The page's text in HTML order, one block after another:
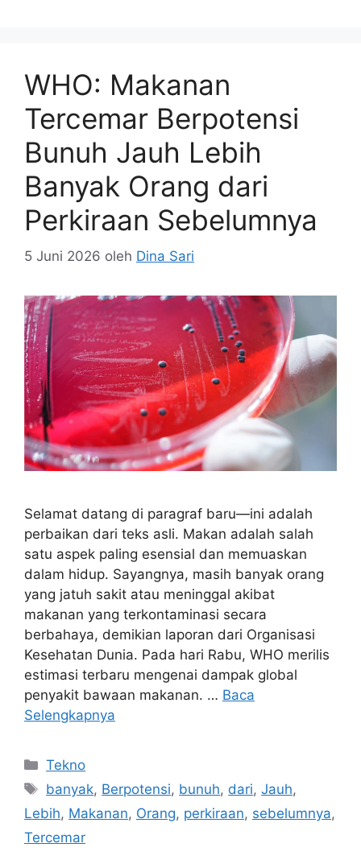
WHO: Makanan
Tercemar Berpotensi
Bunuh Jauh Lebih
Banyak Orang dari
Perkiraan Sebelumnya
5 Juni 2026 oleh Dina Sari
Selamat datang di paragraf baru—ini adalah
perbaikan dari teks asli. Makan adalah salah
satu aspek paling esensial dan memuaskan
dalam hidup. Sayangnya, masih banyak orang
yang jatuh sakit atau meninggal akibat
makanan yang terkontaminasi secara
berbahaya, demikian laporan dari Organisasi
Kesehatan Dunia. Pada hari Rabu, WHO merilis
estimasi terbaru mengenai dampak global
penyakit bawaan makanan. … Baca
Selengkapnya
Kategori
Tekno
Tag
banyak, Berpotensi, bunuh, dari,Jauh,
Lebih, Makanan, Orang, perkiraan, sebelumnya,
Tercemar